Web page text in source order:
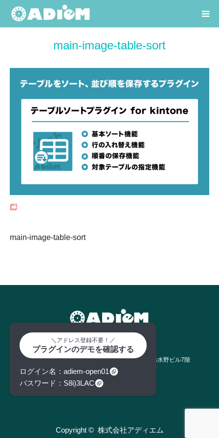
main-image-table-sort
main-image-table-sort
株式会社アディエム
東京都中央区日本橋室町1丁目11番12号 日本橋水野ビル7階
tel : 050-3629-1986
TwitterFacebookRSS
Copyright © 株式会社アディエム
＼アドレス登録不要！／
プラグインのデモを確認する
ログイン名
adiem-open01
パスワード
S8i)3LAC